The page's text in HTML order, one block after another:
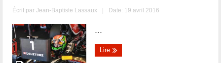
Écrit parJean-Baptiste Lassaux | Date: 19 avril 2016
...
Lire